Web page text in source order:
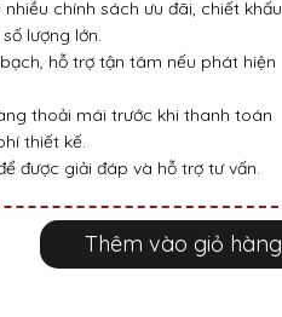
chính sách ưu đãi, chiết khấu
lượng lớn.
hỗ trợ tận tâm nếu phát hiện
thoải mái trước khi thanh toán
thiết kế.
được giải đáp và hỗ trợ tư vấn.
Thêm vào giỏ hàng